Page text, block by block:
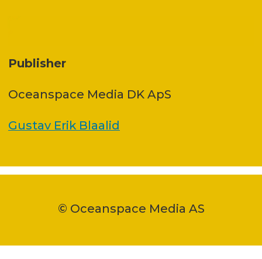
Publisher
Oceanspace Media DK ApS
Gustav Erik Blaalid
© Oceanspace Media AS